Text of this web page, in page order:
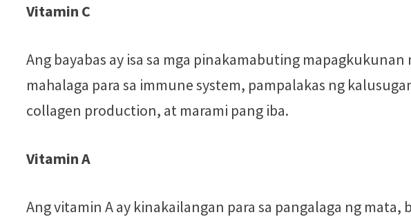
Vitamin C
Ang bayabas ay isa sa mga pinakamabuting mapagkukunan
mahalaga para sa immune system, pampalakas ng
collagen production, at marami pang iba.
Vitamin A
Ang vitamin A ay kinakailangan para sa pangalaga ng